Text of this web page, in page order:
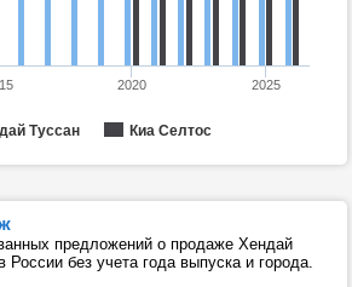
Туссан Киа Селтос
2020 2025
предложений о продаже Хендай
без учета года выпуска и города.